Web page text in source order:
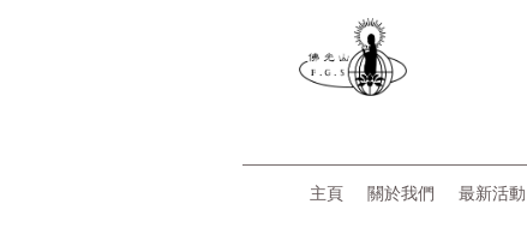
主頁 關於我們 最新活動